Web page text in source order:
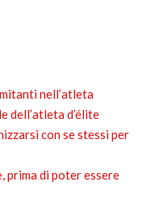
nell’atleta
dell’atleta d’élite
con se stessi per
prima di poter essere